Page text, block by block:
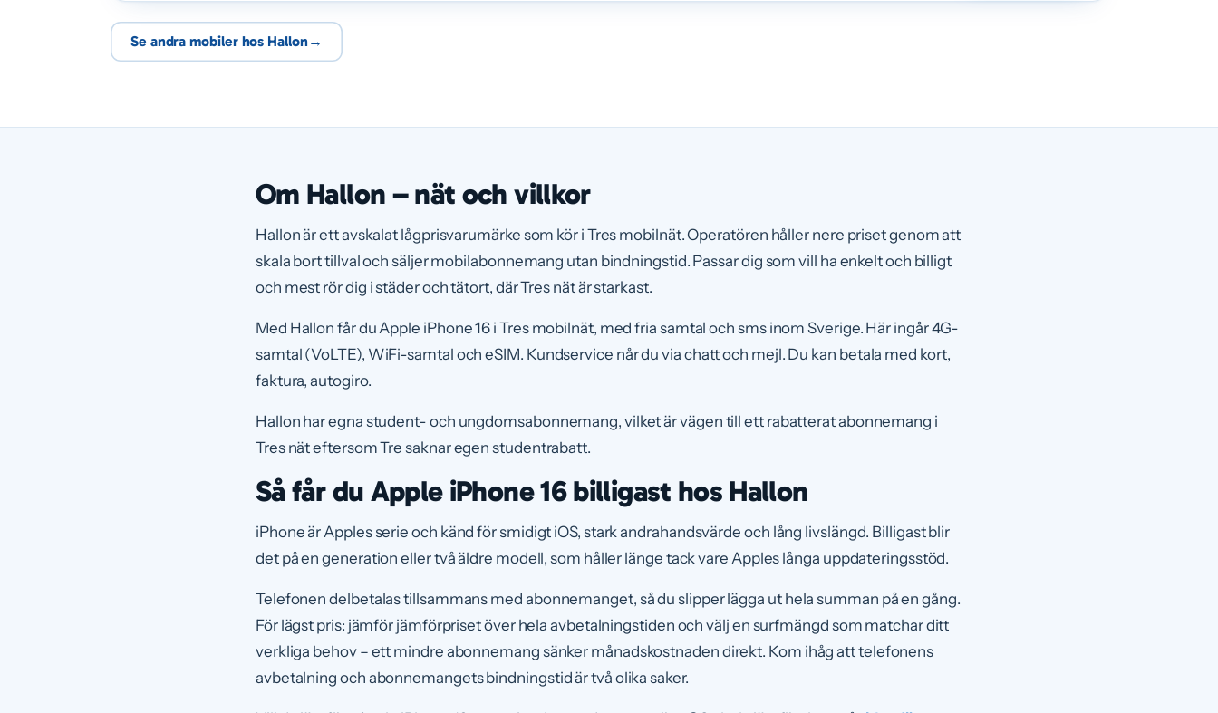
Se andra mobiler hos Hallon→
Om Hallon – nät och villkor
Hallon är ett avskalat lågprisvarumärke som kör i Tres mobilnät. Operatören håller nere priset genom att
skala bort tillval och säljer mobilabonnemang utan bindningstid. Passar dig som vill ha enkelt och billigt
och mest rör dig i städer och tätort, där Tres nät är starkast.
Med Hallon får du Apple iPhone 16 i Tres mobilnät, med fria samtal och sms inom Sverige. Här ingår 4G-
samtal (VoLTE), WiFi-samtal och eSIM. Kundservice når du via chatt och mejl. Du kan betala med kort,
faktura, autogiro.
Hallon har egna student- och ungdomsabonnemang, vilket är vägen till ett rabatterat abonnemang i
Tres nät eftersom Tre saknar egen studentrabatt.
Så får du Apple iPhone 16 billigast hos Hallon
iPhone är Apples serie och känd för smidigt iOS, stark andrahandsvärde och lång livslängd. Billigast blir
det på en generation eller två äldre modell, som håller länge tack vare Apples långa uppdateringsstöd.
Telefonen delbetalas tillsammans med abonnemanget, så du slipper lägga ut hela summan på en gång.
För lägst pris: jämför jämförpriset över hela avbetalningstiden och välj en surfmängd som matchar ditt
verkliga behov – ett mindre abonnemang sänker månadskostnaden direkt. Kom ihåg att telefonens
avbetalning och abonnemangets bindningstid är två olika saker.